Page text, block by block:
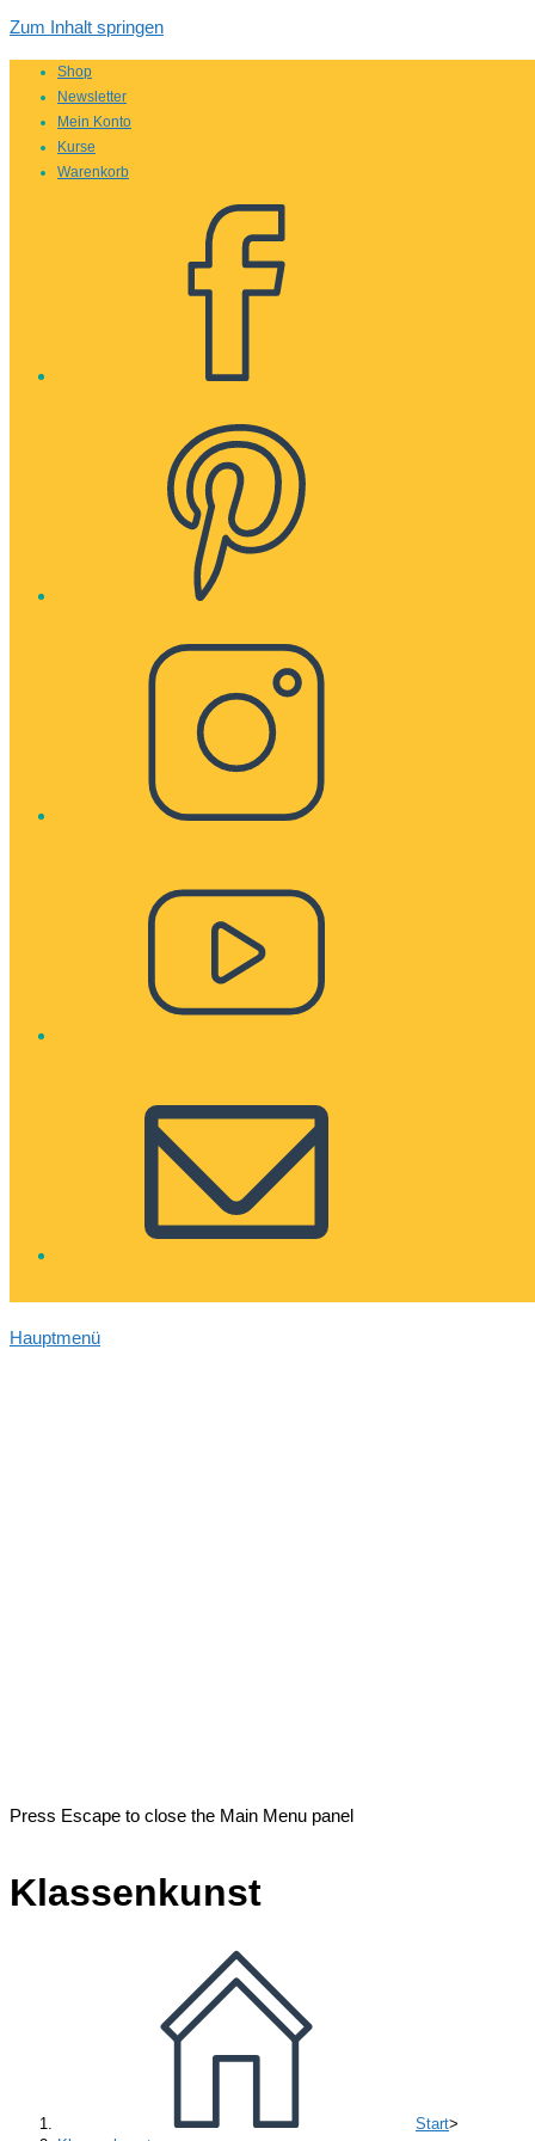
Zum Inhalt springen
Shop
Newsletter
Mein Konto
Kurse
Warenkorb
Hauptmenü
Press Escape to close the Main Menu panel
Klassenkunst
Start>